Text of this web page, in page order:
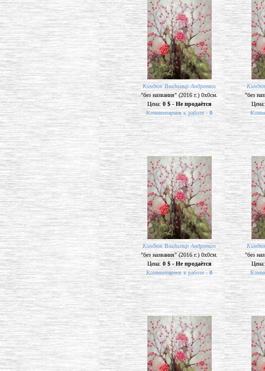
Киндюк Владимир Андреевич
"без названия" (2016 г.) 0х0см.
Цена: 0 $ - Не продаётся
Комментариев к работе - 0
"без
Киндюк Владимир Андреевич
"без названия" (2016 г.) 0х0см.
Цена: 0 $ - Не продаётся
Комментариев к работе - 0
"без